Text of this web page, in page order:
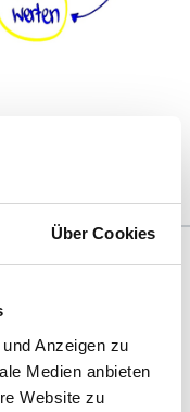
Über Cookies
Anzeigen zu
Medien anbieten
Website zu